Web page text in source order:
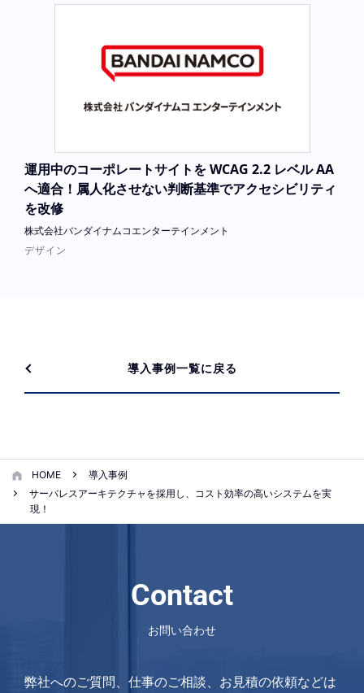
運用中のコーポレートサイトを WCAG 2.2 レベル AA
へ適合！属人化させない判断基準でアクセシビリティ
を改修
株式会社バンダイナムコエンターテインメント
デザイン
導入事例一覧に戻る
HOME
導入事例
サーバレスアーキテクチャを採用し、コスト効率の高いシステムを実
現！
Contact
お問い合わせ
弊社へのご質問、仕事のご相談、お見積の依頼などは